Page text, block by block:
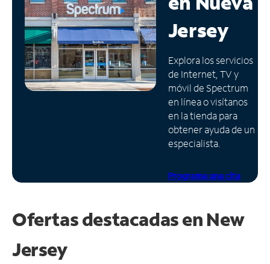
Administrar
cuenta
Encuentra
una
tienda
Jersey
Explora los servicios
de Internet, TV y
móvil de Spectrum
en línea o visítanos
en la tienda para
obtener ayuda de un
especialista.
Programa una cita
Ofertas destacadas en New
Jersey